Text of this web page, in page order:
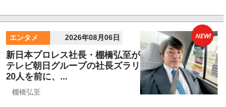
エンタメ 2026年08月06日
新日本プロレス社長・棚橋弘至が
テレビ朝日グループの社長ズラリ
20人を前に、...
棚橋弘至
NEW!